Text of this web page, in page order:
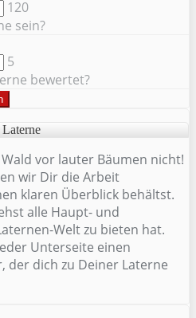
120
sein?
5
bewertet?
vor lauter Bäumen nicht!
wir Dir die Arbeit
klaren Überblick behältst.
alle Haupt- und
Welt zu bieten hat.
Unterseite einen
dich zu Deiner Laterne